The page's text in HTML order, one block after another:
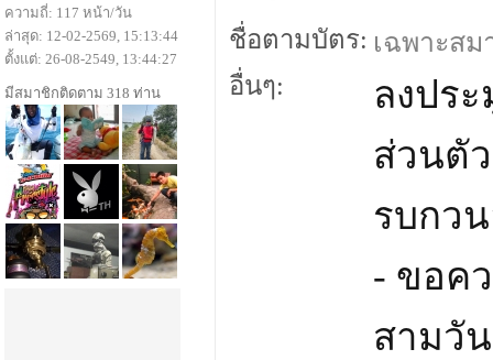
ชื่อตามบัตร: เฉพาะส
อื่นๆ:
ลงปร
ส่วนตั
รบกว
- ขอค
สามวั
ความถี่: 117 หน้า/วัน
ล่าสุด: 12-02-2569, 15:13:44
ตั้งแต่: 26-08-2549, 13:44:27
มีสมาชิกติดตาม 318 ท่าน